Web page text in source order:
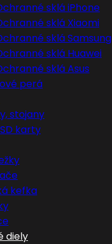
sklá iPhone
sklá Xiaomi
sklá Samsung
sklá Huawei
sklá Asus
perá
stojany
karty
kefka
diely